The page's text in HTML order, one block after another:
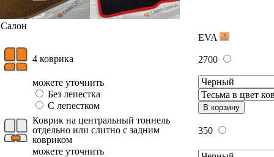
Салон
EVA
4 коврика 2700
можете уточнить
Без лепестка
С лепестком
В корзину
Коврик на центральный тоннель
отдельно или слитно с задним
ковриком
350
можете уточнить